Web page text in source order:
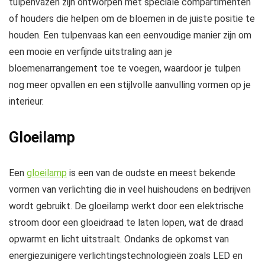
of houders die helpen om de bloemen in de juiste positie te
houden. Een tulpenvaas kan een eenvoudige manier zijn om
een mooie en verfijnde uitstraling aan je
bloemenarrangement toe te voegen, waardoor je tulpen
nog meer opvallen en een stijlvolle aanvulling vormen op je
interieur.
Gloeilamp
Een gloeilamp is een van de oudste en meest bekende
vormen van verlichting die in veel huishoudens en bedrijven
wordt gebruikt. De gloeilamp werkt door een elektrische
stroom door een gloeidraad te laten lopen, wat de draad
opwarmt en licht uitstraalt. Ondanks de opkomst van
energiezuinigere verlichtingstechnologieën zoals LED en